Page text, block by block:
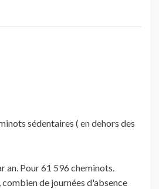
sédentaires ( en dehors des
an. Pour 61 596 cheminots.
de journées d'absence